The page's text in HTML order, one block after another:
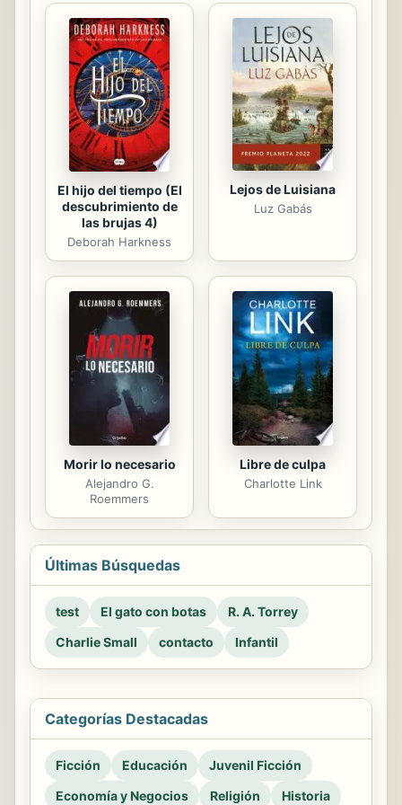
Autofagia es una novela coral que
nos acerca a un mundo de
ausencias, a un presente nebuloso
que parece devorarse a sí mismo. Es
la tercera novela de Alaíde Ventura
Medina, una de las narradoras más
interesantes ...
El hijo del tiempo (El
descubrimiento de
las brujas 4)
Deborah Harkness
Lejos de Luisiana
Luz Gabás
Morir lo necesario
Alejandro G.
Roemmers
Libre de culpa
Charlotte Link
Últimas Búsquedas
test El gato con botas
R. A. Torrey
Charlie Small
contacto Infantil
Categorías Destacadas
Ficción Educación
Juvenil Ficción
Economía y Negocios
Religión Historia